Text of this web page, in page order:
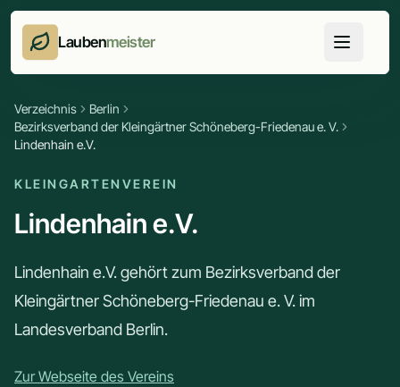
Laubenmeister
Verzeichnis
Berlin
Bezirksverband der Kleingärtner Schöneberg-Friedenau e. V.
Lindenhain e.V.
KLEINGARTENVEREIN
Lindenhain e.V.
Lindenhain e.V. gehört zum Bezirksverband der
Kleingärtner Schöneberg-Friedenau e. V. im
Landesverband Berlin.
Zur Webseite des Vereins